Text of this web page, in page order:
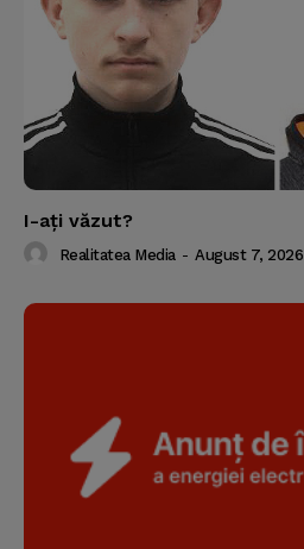
I-aţi văzut?
Realitatea Media - August 7, 2026